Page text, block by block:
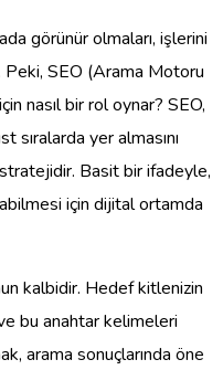
görünür olmaları, işlerini
SEO (Arama Motoru
nasıl bir rol oynar? SEO,
sıralarda yer almasını
Basit bir ifadeyle,
için dijital ortamda
kalbidir. Hedef kitlenizin
bu anahtar kelimeleri
arama sonuçlarında öne